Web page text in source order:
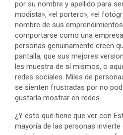
por su nombre y apellido para
modista», «el portero», «el
nombre de sus
comportarse como una
personas genuinamente creen
pantalla, que sus mejores
les muestra de sí mismos, o
redes sociales. Miles de
se sienten frustradas por no
gustaría mostrar en redes.
¿Y esto qué tiene que ver con
mayoría de las personas